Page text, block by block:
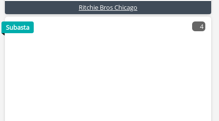
Ritchie Bros Chicago
4
Subasta